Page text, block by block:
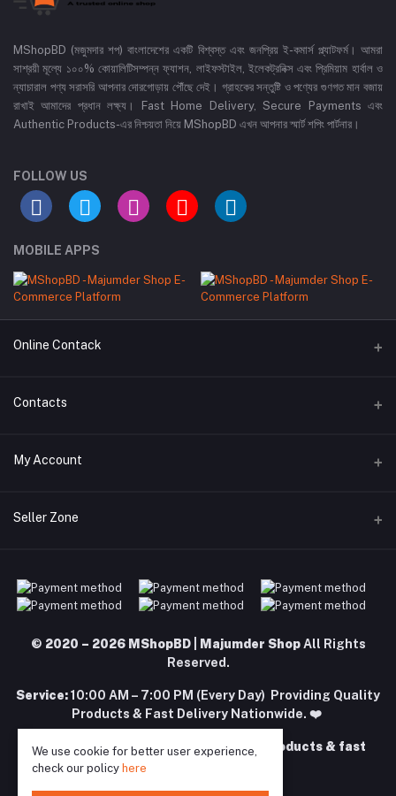
MShopBD (মজুমদার শপ) বাংলাদেশের একটি বিশ্বস্ত এবং জনপ্রিয় ই-কমার্স প্ল্যাটফর্ম। আমরা
সাশ্রয়ী মূল্যে ১০০% কোয়ালিটিসম্পন্ন ফ্যাশন, লাইফস্টাইল, ইলেকট্রনিক্স এবং প্রিমিয়াম হার্বাল ও
ন্যাচারাল পণ্য সরাসরি আপনার দোরগোড়ায় পৌঁছে দেই। গ্রাহকের সন্তুষ্টি ও পণ্যের গুণগত মান বজায়
রাখাই আমাদের প্রধান লক্ষ্য। Fast Home Delivery, Secure Payments এবং
Authentic Products-এর নিশ্চয়তা নিয়ে MShopBD এখন আপনার স্মার্ট শপিং পার্টনার।
FOLLOW US
MOBILE APPS
Online Contack
WhatsApp
Contacts
Address
Janota Road, 8100, Dhaka, Bangladesh.
Email
My Account
Login
Track Order
Seller Zone
Login to Seller Panel
© 2020 – 2026 MShopBD | Majumder ShopAll Rights
Reserved.
Service:10:00 AM – 7:00 PM (Every Day) Providing Quality
Products & Fast Delivery Nationwide. ❤️
Your trusted destination for quality products & fast
We use cookie for better user experience,
check our policy here